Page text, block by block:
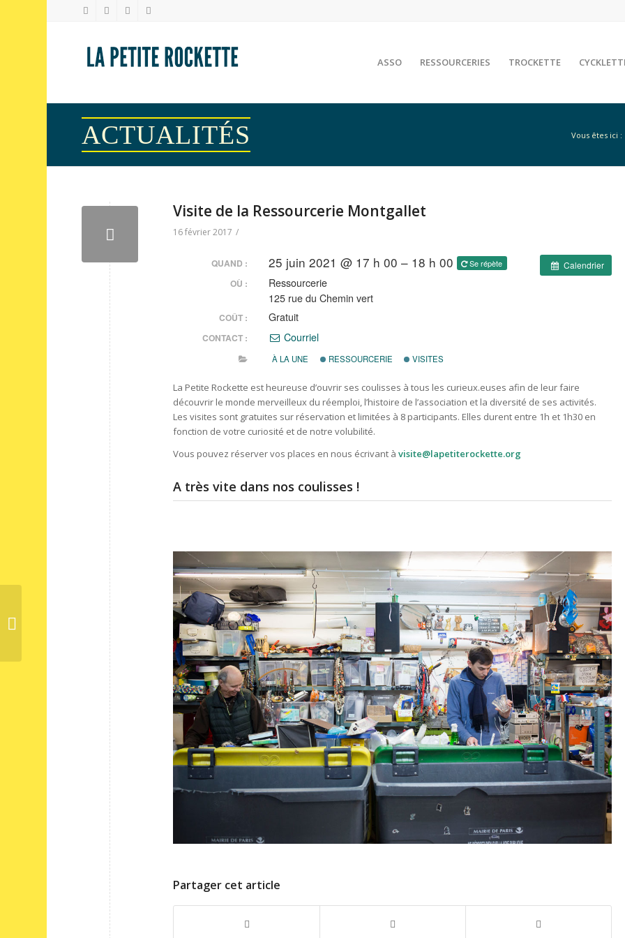
ASSO RESSOURCERIES TROCKETTE
ACTUALITÉS Vous êtes ici :
Visite de la Ressourcerie Montgallet
16 février 2017 /
Calendrier
QUAND : 25 juin 2021 @ 17 h 00 – 18 h 00 Se répète
OÙ :
Ressourcerie
125 rue du Chemin vert
COÛT : Gratuit
CONTACT : Courriel
À LA UNE RESSOURCERIE VISITES
La Petite Rockette est heureuse d’ouvrir ses coulisses à tous les curieux.euses afin de leur faire
découvrir le monde merveilleux du réemploi, l’histoire de l’association et la diversité de ses activités.
Les visites sont gratuites sur réservation et limitées à 8 participants. Elles durent entre 1h et 1h30 en
fonction de votre curiosité et de notre volubilité.
Vous pouvez réserver vos places en nous écrivant àvisite@lapetiterockette.org
A très vite dans nos coulisses !
Partager cet article
La Petite Rockette recrute 4
volontaires en service civique pour